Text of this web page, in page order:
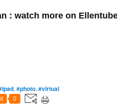
: watch more on
, #photo, #virtual
0